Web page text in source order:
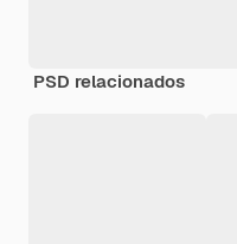
PSD relacionados